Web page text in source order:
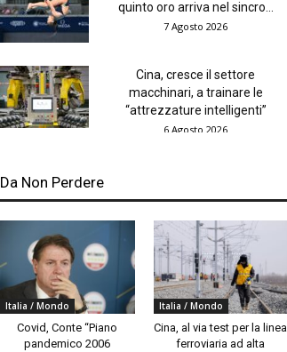
quinto oro arriva nel sincro...
7 Agosto 2026
Cina, cresce il settore
macchinari, a trainare le
“attrezzature intelligenti”
6 Agosto 2026
Da Non Perdere
Italia / Mondo
Covid, Conte “Piano
pandemico 2006
Italia / Mondo
Cina, al via test per la linea
ferroviaria ad alta